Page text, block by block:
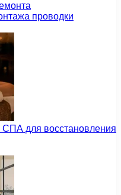
проводки
СПА для восстановления